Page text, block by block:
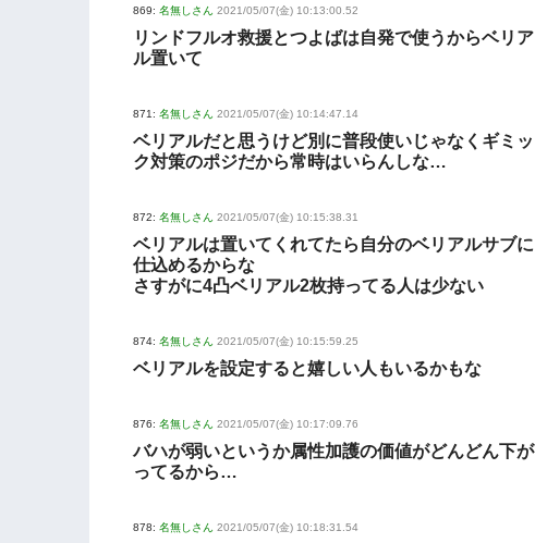
869: 名無しさん 2021/05/07(金) 10:13:00.52
リンドフルオ救援とつよばは自発で使うからベリア
ル置いて
871: 名無しさん 2021/05/07(金) 10:14:47.14
ベリアルだと思うけど別に普段使いじゃなくギミッ
ク対策のポジだから常時はいらんしな…
872: 名無しさん 2021/05/07(金) 10:15:38.31
ベリアルは置いてくれてたら自分のベリアルサブに
仕込めるからな
さすがに4凸ベリアル2枚持ってる人は少ない
874: 名無しさん 2021/05/07(金) 10:15:59.25
ベリアルを設定すると嬉しい人もいるかもな
876: 名無しさん 2021/05/07(金) 10:17:09.76
バハが弱いというか属性加護の価値がどんどん下が
ってるから…
878: 名無しさん 2021/05/07(金) 10:18:31.54